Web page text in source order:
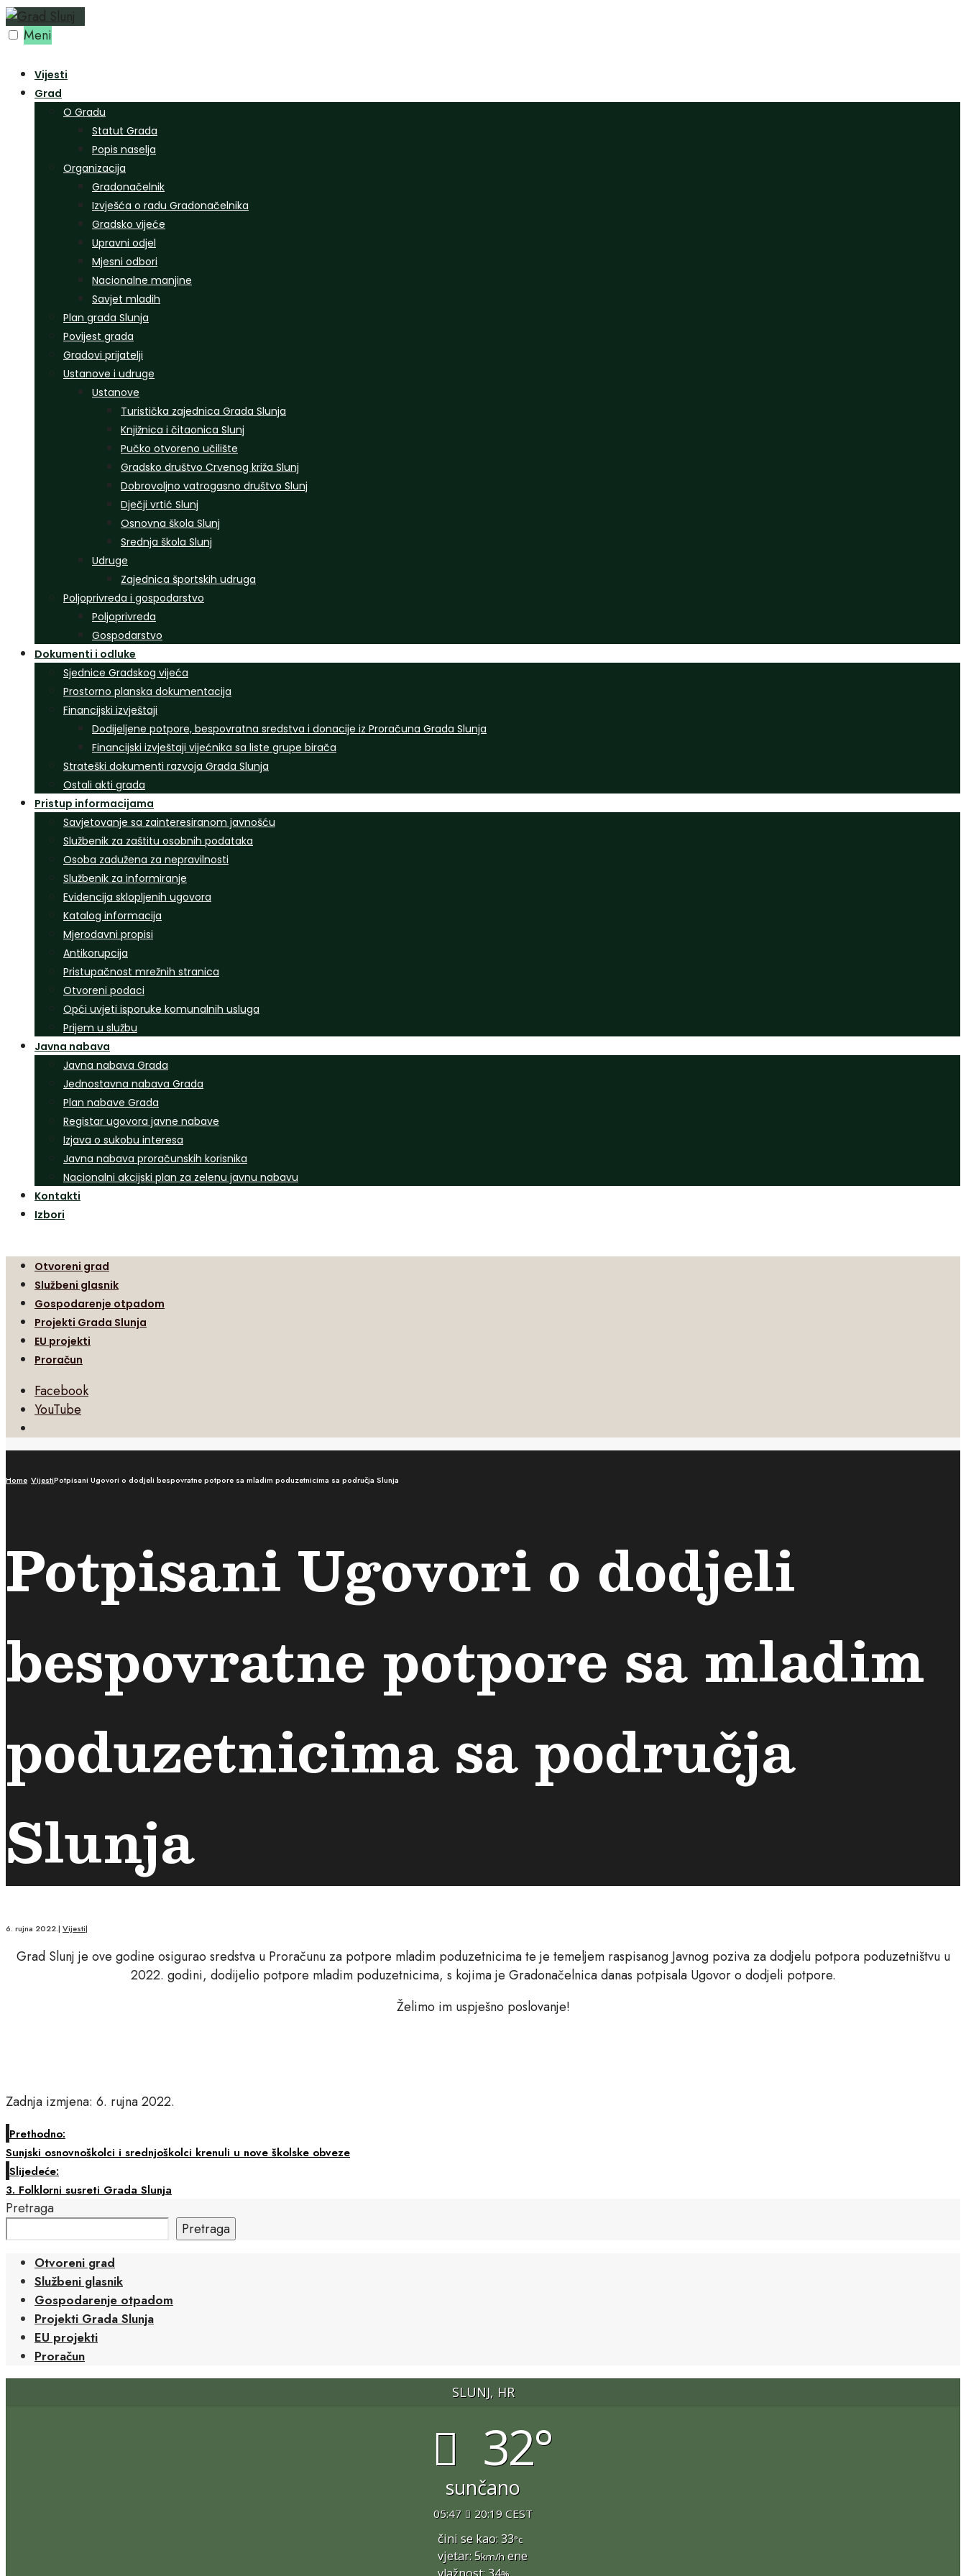
Preskoči
na Meni
Vijesti
Grad
O Gradu
Statut Grada
Popis naselja
Organizacija
Gradonačelnik
Izvješća o radu Gradonačelnika
Gradsko vijeće
Upravni odjel
Mjesni odbori
Nacionalne manjine
Savjet mladih
Plan grada Slunja
Povijest grada
Gradovi prijatelji
Ustanove i udruge
Ustanove
Turistička zajednica Grada Slunja
Knjižnica i čitaonica Slunj
Pučko otvoreno učilište
Gradsko društvo Crvenog križa Slunj
Dobrovoljno vatrogasno društvo Slunj
Dječji vrtić Slunj
Osnovna škola Slunj
Srednja škola Slunj
Udruge
Zajednica športskih udruga
Poljoprivreda i gospodarstvo
Poljoprivreda
Gospodarstvo
Dokumenti i odluke
Sjednice Gradskog vijeća
Prostorno planska dokumentacija
Financijski izvještaji
Dodijeljene potpore, bespovratna sredstva i donacije iz Proračuna Grada Slunja
Financijski izvještaji vijećnika sa liste grupe birača
Strateški dokumenti razvoja Grada Slunja
Ostali akti grada
Pristup informacijama
Savjetovanje sa zainteresiranom javnošću
Službenik za zaštitu osobnih podataka
Osoba zadužena za nepravilnosti
Službenik za informiranje
Evidencija sklopljenih ugovora
Katalog informacija
Mjerodavni propisi
Antikorupcija
Pristupačnost mrežnih stranica
Otvoreni podaci
Opći uvjeti isporuke komunalnih usluga
Prijem u službu
Javna nabava
Javna nabava Grada
Jednostavna nabava Grada
Plan nabave Grada
Registar ugovora javne nabave
Izjava o sukobu interesa
Javna nabava proračunskih korisnika
Nacionalni akcijski plan za zelenu javnu nabavu
Kontakti
Izbori
Otvoreni grad
Službeni glasnik
Gospodarenje otpadom
Projekti Grada Slunja
EU projekti
Proračun
Facebook
YouTube
Search
Home VijestiPotpisani Ugovori o dodjeli bespovratne potpore sa mladim poduzetnicima sa područja Slunja
Potpisani Ugovori o dodjeli
bespovratne potpore sa mladim
poduzetnicima sa područja
Slunja
6. rujna 2022.| Vijesti|
Grad Slunj je ove godine osigurao sredstva u Proračunu za potpore mladim poduzetnicima te je temeljem raspisanog Javnog poziva za dodjelu potpora poduzetništvu u
2022. godini, dodijelio potpore mladim poduzetnicima, s kojima je Gradonačelnica danas potpisala Ugovor o dodjeli potpore.
Želimo im uspješno poslovanje!
Zadnja izmjena: 6. rujna 2022.
Prethodno:
Sunjski osnovnoškolci i srednjoškolci krenuli u nove školske obveze
Slijedeće:
3. Folklorni susreti Grada Slunja
Pretraga
Pretraga
Otvoreni grad
Službeni glasnik
Gospodarenje otpadom
Projekti Grada Slunja
EU projekti
Proračun
SLUNJ, HR
32°
sunčano
05:47 20:19 CEST
čini se kao: 33°c
vjetar: 5km/h ene